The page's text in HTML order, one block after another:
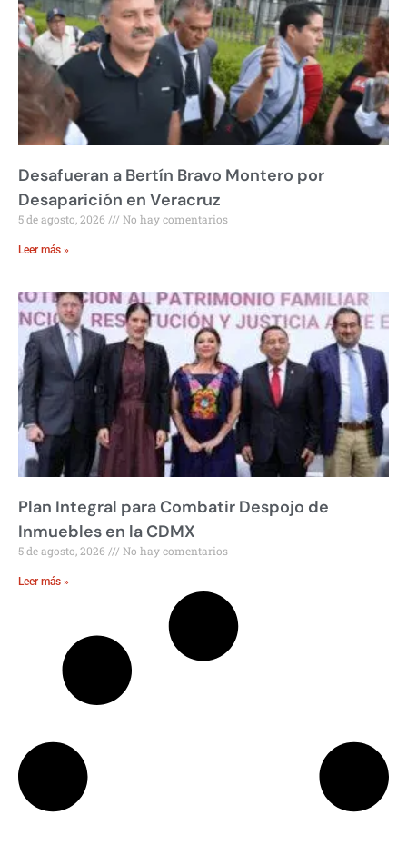
Desafueran a Bertín Bravo Montero por
Desaparición en Veracruz
5 de agosto, 2026 No hay comentarios
Leer más »
Plan Integral para Combatir Despojo de
Inmuebles en la CDMX
5 de agosto, 2026 No hay comentarios
Leer más »